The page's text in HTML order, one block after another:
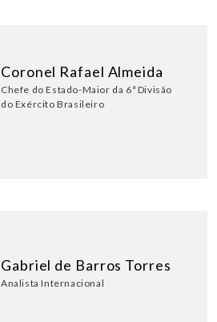
Coronel Rafael Almeida
Chefe do Estado-Maior da 6ª Divisão
do Exército Brasileiro
Gabriel de Barros Torres
Analista Internacional